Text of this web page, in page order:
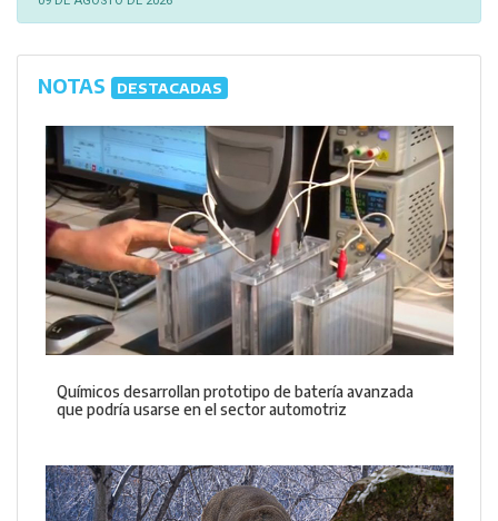
NOTAS DESTACADAS
Químicos desarrollan prototipo de batería avanzada
que podría usarse en el sector automotriz